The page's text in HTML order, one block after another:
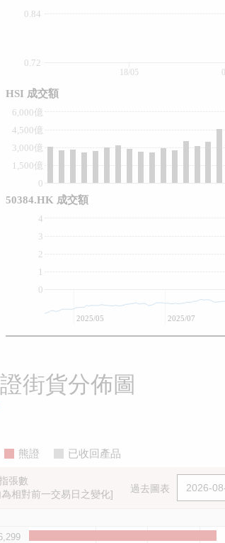
0.72
0.84
0
1,500億
3,000億
4,500億
6,000億
0
1
2
3
4
18/05
2025/05 2025/07
HSI 成交額
50384.HK 成交額
街貨分佈圖
熊證 已收回產品
張數
相對前一交易日之變化]
過去圖表